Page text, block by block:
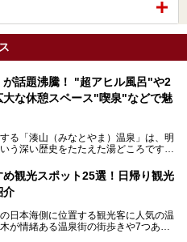
が話題沸騰！ "超アヒル風呂"や2
大な休憩スペース"喫泉"などで魅
る「湊山（みなとやま）温泉」は、明
う深い歴史をたたえた湯どころです。
ちゃん。さらに、ゆったりくつろげて
休憩スペースも人気に。斬新な企画や
かせる湊山温泉の魅力をリポートしま
観光スポット25選！日帰り観光
介
日本海側に位置する観光客に人気の温
が情緒ある温泉街の街歩きや7つある